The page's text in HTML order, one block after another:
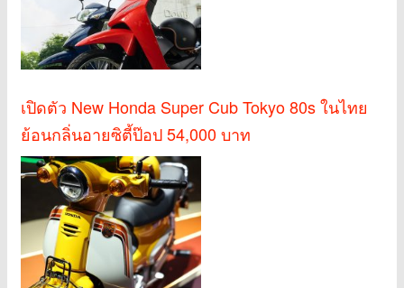
เปิดตัว New Honda Super Cub Tokyo 80s ในไทย
ย้อนกลิ่นอายซิตี้ป๊อป 54,000 บาท